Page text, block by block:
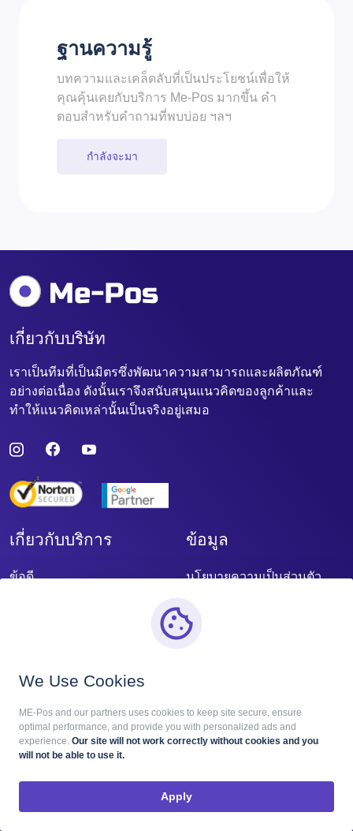
ฐานความรู้
บทความและเคล็ดลับที่เป็นประโยชน์เพื่อให้
คุณคุ้นเคยกับบริการ Me-Pos มากขึ้น คำ
ตอบสำหรับคำถามที่พบบ่อย ฯลฯ
กำลังจะมา
เกี่ยวกับบริษัท
เราเป็นทีมที่เป็นมิตรซึ่งพัฒนาความสามารถและผลิตภัณฑ์
อย่างต่อเนื่อง ดังนั้นเราจึงสนับสนุนแนวคิดของลูกค้าและ
ทำให้แนวคิดเหล่านั้นเป็นจริงอยู่เสมอ
เกี่ยวกับบริการ
ข้อดี
คุณสมบัติ
ติดต่อ
ข้อมูล
นโยบายความเป็นส่วนตัว
We Use Cookies
ME-Pos and our partners uses cookies to keep site secure, ensure
optimal performance, and provide you with personalized ads and
experience. Our site will not work correctly without cookies and you
will not be able to use it.
Apply